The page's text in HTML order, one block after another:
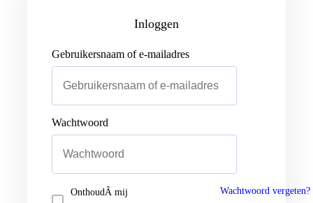
Gebruikersnaam of e-mailadres
Wachtwoord